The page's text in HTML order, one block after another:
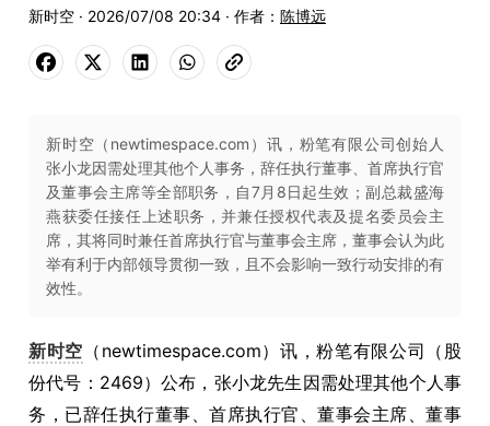
新时空 · 2026/07/08 20:34 · 作者： 陈博远
新时空（newtimespace.com）讯，粉笔有限公司创始人
张小龙因需处理其他个人事务，辞任执行董事、首席执行官
及董事会主席等全部职务，自7月8日起生效；副总裁盛海
燕获委任接任上述职务，并兼任授权代表及提名委员会主
席，其将同时兼任首席执行官与董事会主席，董事会认为此
举有利于内部领导贯彻一致，且不会影响一致行动安排的有
效性。
新时空 （newtimespace.com）讯，粉笔有限公司（股
份代号：2469）公布，张小龙先生因需处理其他个人事
务，已辞任执行董事、首席执行官、董事会主席、董事